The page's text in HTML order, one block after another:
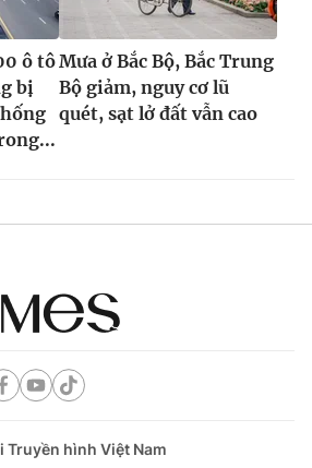
ô tô
bị
Mưa ở Bắc Bộ, Bắc Trung
Bộ giảm, nguy cơ lũ
quét, sạt lở đất vẫn cao
Truyền hình Việt Nam